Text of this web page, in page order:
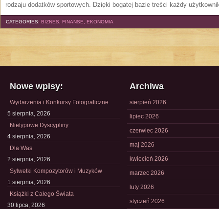
rodzaju dodatków sportowych. Dzięki bogatej bazie treści każdy
CATEGORIES: BIZNES, FINANSE, EKONOMIA
Nowe wpisy:
Wydarzenia i Konkursy Fotograficzne
5 sierpnia, 2026
Nietypowe Dyscypliny
4 sierpnia, 2026
Dla Was
2 sierpnia, 2026
Sylwetki Kompozytorów i Muzyków
1 sierpnia, 2026
Książki z Całego Świata
30 lipca, 2026
Archiwa
sierpień 2026
lipiec 2026
czerwiec 2026
maj 2026
kwiecień 2026
marzec 2026
luty 2026
styczeń 2026